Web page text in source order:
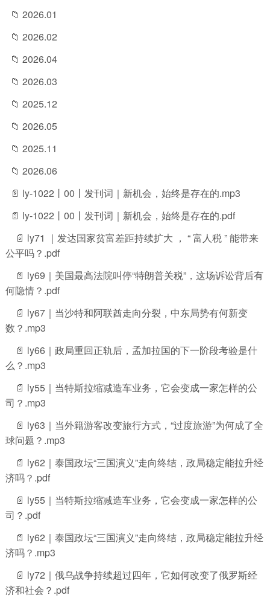
📁 2026.01
📁 2026.02
📁 2026.04
📁 2026.03
📁 2025.12
📁 2026.05
📁 2025.11
📁 2026.06
📄 ly-1022丨00丨发刊词｜新机会，始终是存在的.mp3
📄 ly-1022丨00丨发刊词｜新机会，始终是存在的.pdf
📄 ly71 ｜发达国家贫富差距持续扩大 ， “ 富人税 ” 能带来
公平吗？.pdf
📄 ly69｜美国最高法院叫停“特朗普关税”，这场诉讼背后有
何隐情？.pdf
📄 ly67｜当沙特和阿联酋走向分裂，中东局势有何新变
数？.mp3
📄 ly66｜政局重回正轨后，孟加拉国的下一阶段考验是什
么？.mp3
📄 ly55｜当特斯拉缩减造车业务，它会变成一家怎样的公
司？.mp3
📄 ly63｜当外籍游客改变旅行方式，“过度旅游”为何成了全
球问题？.mp3
📄 ly62｜泰国政坛“三国演义”走向终结，政局稳定能拉升经
济吗？.pdf
📄 ly55｜当特斯拉缩减造车业务，它会变成一家怎样的公
司？.pdf
📄 ly62｜泰国政坛“三国演义”走向终结，政局稳定能拉升经
济吗？.mp3
📄 ly72｜俄乌战争持续超过四年，它如何改变了俄罗斯经
济和社会？.pdf